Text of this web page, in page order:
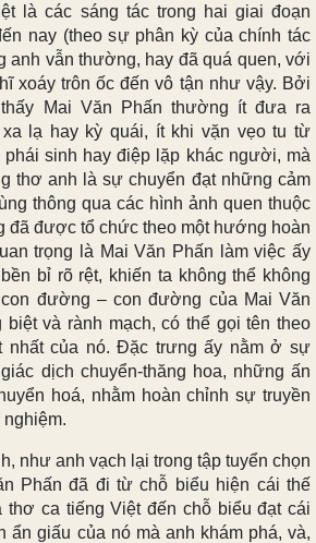
là các sáng tác trong hai giai đoạn
nay (theo sự phân kỳ của chính tác
anh vẫn thường, hay đã quá quen, với
xoáy trôn ốc đến vô tận như vậy. Bởi
Mai Văn Phấn thường ít đưa ra
lạ hay kỳ quái, ít khi vặn vẹo tu từ
sinh hay điệp lặp khác người, mà
thơ anh là sự chuyển đạt những cảm
thông qua các hình ảnh quen thuộc
đã được tổ chức theo một hướng hoàn
trọng là Mai Văn Phấn làm việc ấy
bỉ rõ rệt, khiến ta không thể không
đường – con đường của Mai Văn
biệt và rành mạch, có thể gọi tên theo
nhất của nó. Đặc trưng ấy nằm ở sự
dịch chuyển-thăng hoa, những ấn
hoá, nhằm hoàn chỉnh sự truyền
như anh vạch lại trong tập tuyển chọn
Phấn đã đi từ chỗ biểu hiện cái thế
thơ ca tiếng Việt đến chỗ biểu đạt cái
ẩn giấu của nó mà anh khám phá, và,